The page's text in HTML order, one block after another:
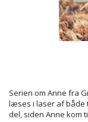
Serien om Anne fra
læses i laser af både
del, siden Anne kom